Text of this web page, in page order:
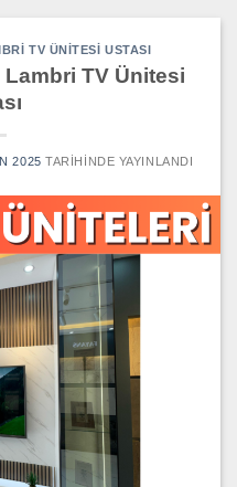
TV ÜNITESI USTASI
TV Ünitesi
2025 TARIHINDE YAYINLANDI